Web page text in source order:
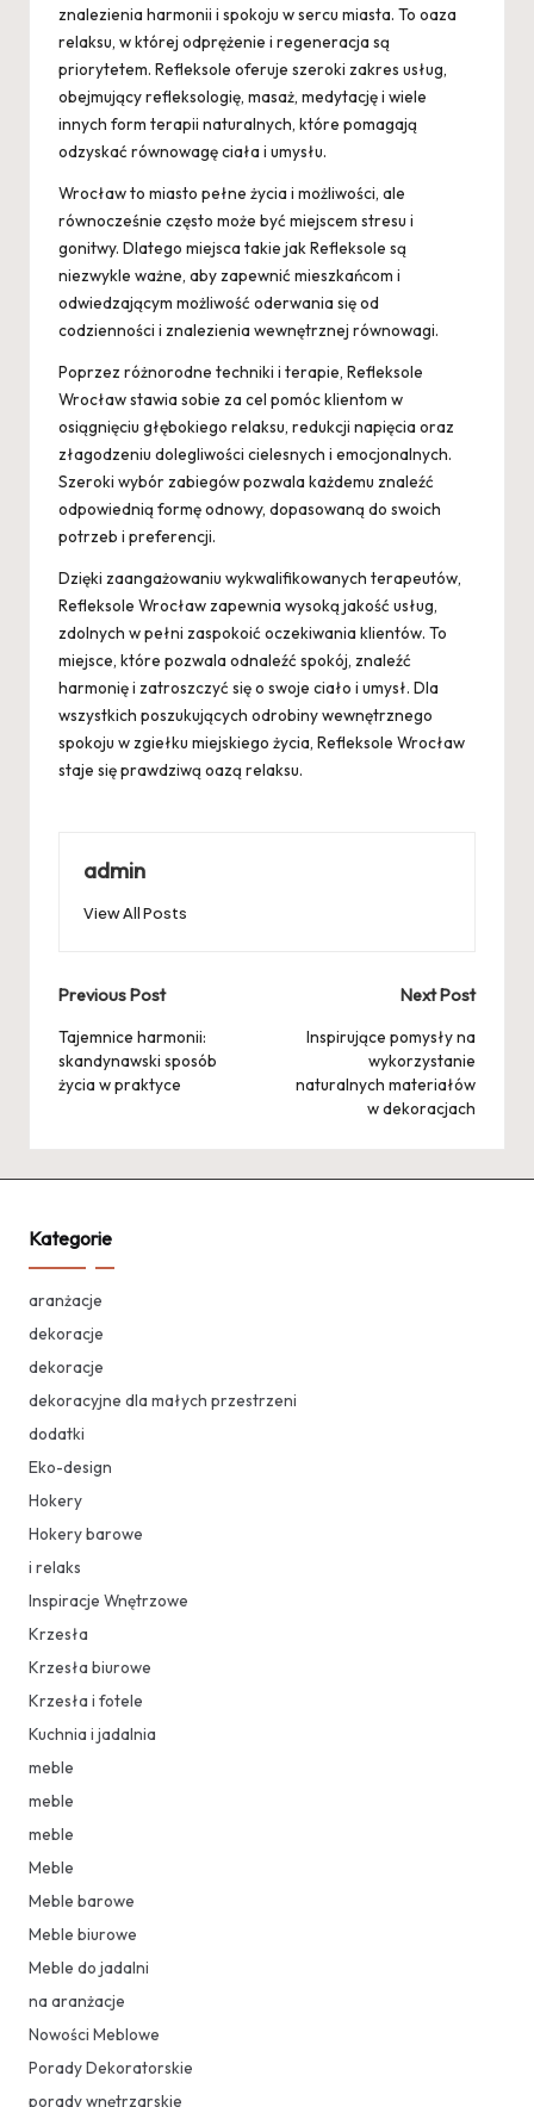
znalezienia harmonii i spokoju w sercu miasta. To oaza
relaksu, w której odprężenie i regeneracja są
priorytetem. Refleksole oferuje szeroki zakres usług,
obejmujący refleksologię, masaż, medytację i wiele
innych form terapii naturalnych, które pomagają
odzyskać równowagę ciała i umysłu.
Wrocław to miasto pełne życia i możliwości, ale
równocześnie często może być miejscem stresu i
gonitwy. Dlatego miejsca takie jak Refleksole są
niezwykle ważne, aby zapewnić mieszkańcom i
odwiedzającym możliwość oderwania się od
codzienności i znalezienia wewnętrznej równowagi.
Poprzez różnorodne techniki i terapie, Refleksole
Wrocław stawia sobie za cel pomóc klientom w
osiągnięciu głębokiego relaksu, redukcji napięcia oraz
złagodzeniu dolegliwości cielesnych i emocjonalnych.
Szeroki wybór zabiegów pozwala każdemu znaleźć
odpowiednią formę odnowy, dopasowaną do swoich
potrzeb i preferencji.
Dzięki zaangażowaniu wykwalifikowanych terapeutów,
Refleksole Wrocław zapewnia wysoką jakość usług,
zdolnych w pełni zaspokoić oczekiwania klientów. To
miejsce, które pozwala odnaleźć spokój, znaleźć
harmonię i zatroszczyć się o swoje ciało i umysł. Dla
wszystkich poszukujących odrobiny wewnętrznego
spokoju w zgiełku miejskiego życia, Refleksole Wrocław
staje się prawdziwą oazą relaksu.
admin
View All Posts
Post
navigation
Previous Post
Tajemnice harmonii:
skandynawski sposób
życia w praktyce
Next Post
Inspirujące pomysły na
wykorzystanie
naturalnych materiałów
w dekoracjach
Kategorie
aranżacje
dekoracje
dekoracje
dekoracyjne dla małych przestrzeni
dodatki
Eko-design
Hokery
Hokery barowe
i relaks
Inspiracje Wnętrzowe
Krzesła
Krzesła biurowe
Krzesła i fotele
Kuchnia i jadalnia
meble
meble
meble
Meble
Meble barowe
Meble biurowe
Meble do jadalni
na aranżacje
Nowości Meblowe
Porady Dekoratorskie
porady wnętrzarskie